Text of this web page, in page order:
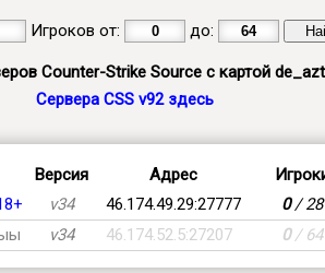
Игроков от: до:
Counter-Strike Source с картой
Сервера CSS v92 здесь
Версия Адрес
v34 46.174.49.29:27777 0/ 28
v34 46.174.52.5:27207 0/ 64